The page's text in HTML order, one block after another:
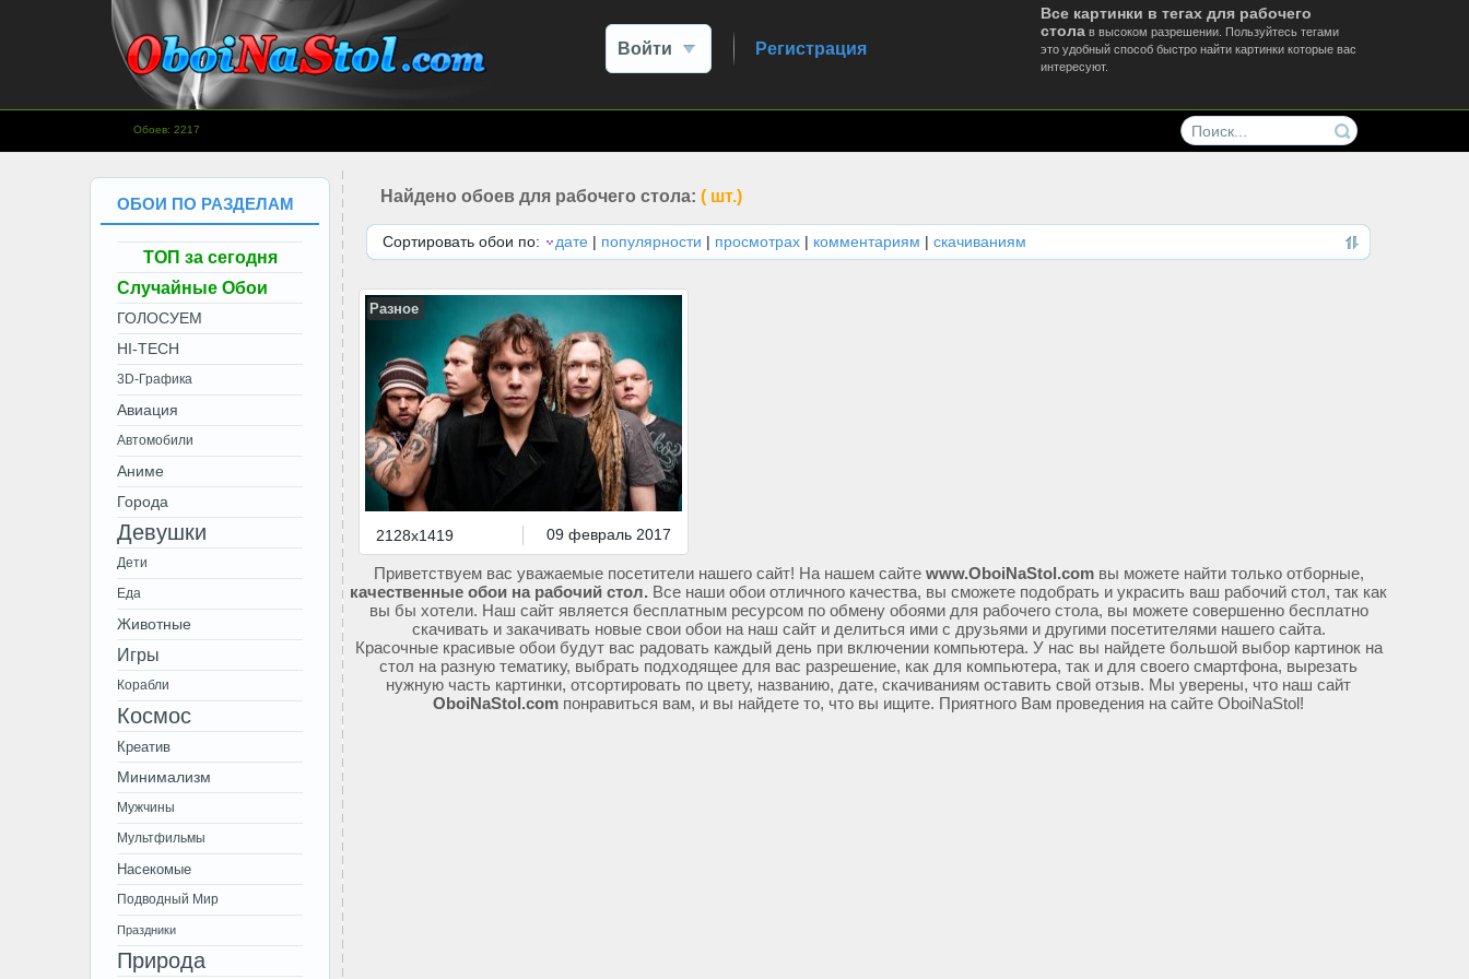
Все картинки в тегах для рабочего
стола в высоком разрешении. Пользуйтесь тегами
это удобный способ быстро найти картинки которые вас
интересуют.
www.OboiNaStol.com - Обои на
Войти Регистрация
Обоев: 2217
Найдено обоев для рабочего стола: ( шт.)
Сортировать обои по: дате | популярности | просмотрах | комментариям | скачиваниям
Разное
2128x1419 09 февраль 2017
ОБОИ ПО РАЗДЕЛАМ
ТОП за сегодня
Случайные Обои
ГОЛОСУЕМ
HI-TECH
3D-Графика
Авиация
Автомобили
Аниме
Города
Девушки
Дети
Еда
Животные
Игры
Корабли
Космос
Креатив
Минимализм
Мужчины
Мультфильмы
Насекомые
Подводный Мир
Праздники
Природа
Приветствуем вас уважаемые посетители нашего сайт! На нашем сайте www.OboiNaStol.comвы можете найти только отборные,
качественные обои на рабочий стол. Все наши обои отличного качества, вы сможете подобрать и украсить ваш рабочий стол, так как
вы бы хотели. Наш сайт является бесплатным ресурсом по обмену обоями для рабочего стола, вы можете совершенно бесплатно
скачивать и закачивать новые свои обои на наш сайт и делиться ими с друзьями и другими посетителями нашего сайта.
Красочные красивые обои будут вас радовать каждый день при включении компьютера. У нас вы найдете большой выбор картинок на
стол на разную тематику, выбрать подходящее для вас разрешение, как для компьютера, так и для своего смартфона, вырезать
нужную часть картинки, отсортировать по цвету, названию, дате, скачиваниям оставить свой отзыв. Мы уверены, что наш сайт
OboiNaStol.com понравиться вам, и вы найдете то, что вы ищите. Приятного Вам проведения на сайте OboiNaStol!